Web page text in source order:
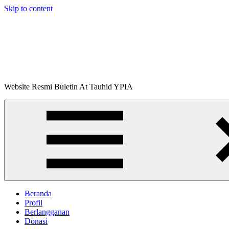
Skip to content
Buletin
Website Resmi Buletin At Tauhid YPIA
Beranda
Profil
Berlangganan
Donasi